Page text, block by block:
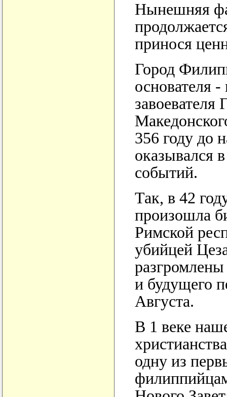
Нынешняя
принося
Город
основателя
завоевателя
356 году до
оказывался
событий.
Так, в 42
произошла
Римской
убийцей
и будущего
Августа.
В 1 веке
одну из